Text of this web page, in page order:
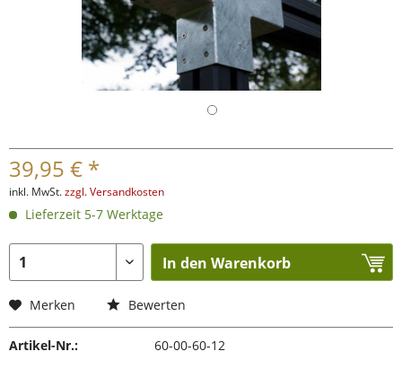
39,95 € *
inkl. MwSt.zzgl. Versandkosten
Lieferzeit 5-7 Werktage
In den Warenkorb
Merken Bewerten
Artikel-Nr.: 60-00-60-12